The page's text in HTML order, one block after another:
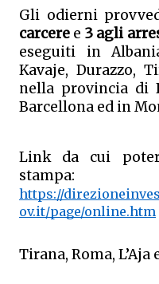
Gli odierni
carcere e 3 agli
eseguiti in
Kavaje, Durazzo,
nella provincia di
Barcellona ed in
Link da cui
stampa:
https://
ov.it/page/online.htm
Tirana, Roma,